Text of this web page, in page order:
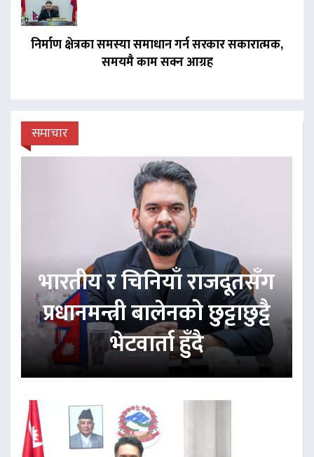
निर्माण क्षेत्रका समस्या समाधान गर्न सरकार सकारात्मक,
समयमै काम सक्न आग्रह
समाचार
भारतीय र चिनियाँ राजदूतसँग
प्रधानमन्त्री बालेनको छुट्टाछुट्टै
भेटवार्ता हुँदै